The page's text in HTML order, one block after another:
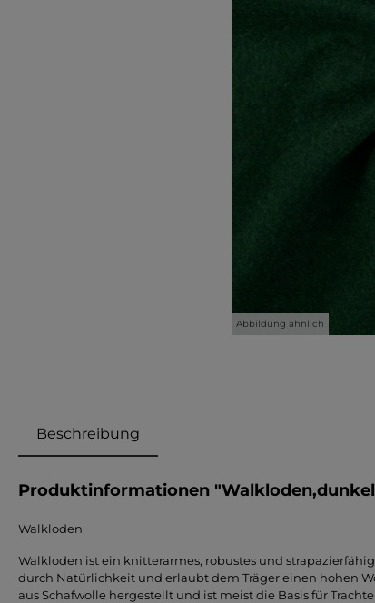
Abbildung ähnlich
Beschreibung
Produktinformationen
Walkloden
Walkloden ist ein knitterarmes, robustes und
durch Natürlichkeit und erlaubt dem Träger einen hohen
aus Schafwolle hergestellt und ist meist die Basis für